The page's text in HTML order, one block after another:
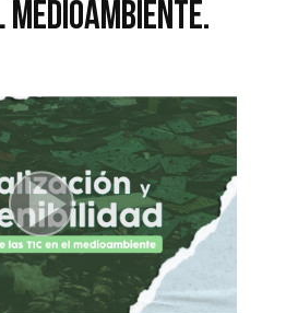
MEDIOAMBIENTE.